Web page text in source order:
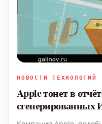
НОВОСТИ ТЕХНОЛОГИЙ
Apple тонет в
сгенерированных